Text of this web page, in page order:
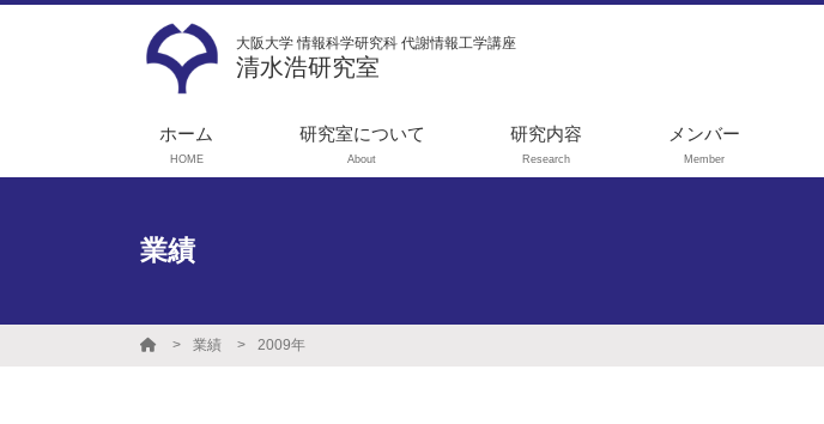
大阪大学 情報科学研究科 代謝情報工学講座
清水浩研究室
ホーム
HOME
研究室について
About
就職実績
研究内容
Research
実験室進化（指向
メンバー
Member
業績
業績 2009年